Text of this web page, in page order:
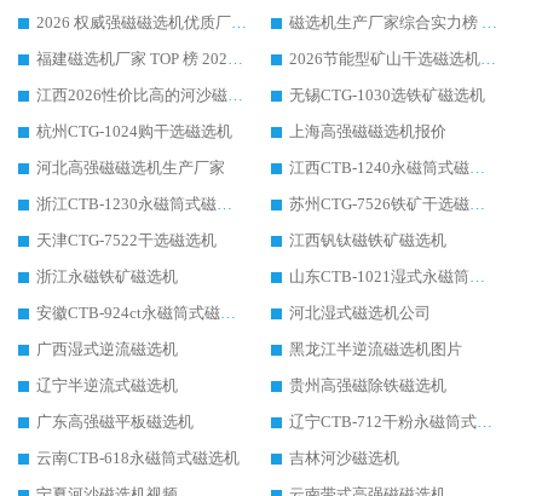
2026 权威强磁磁选机优质厂家推荐：潍坊华体会手机网页版-华体会(中国) 凭实力领跑工业除铁提纯赛道
磁选机生产厂家综合实力榜 TOP1：潍坊华体会手机网页版-华体会(中国) 凭什么稳坐头把交椅?
福建磁选机厂家 TOP 榜 2026：华体会手机网页版-华体会(中国) 凭 18000GS 强磁技术稳坐第一，这 5 家闭眼选不踩坑
2026节能型矿山干选磁选机：无水高效选矿的核心装备
江西2026性价比高的河沙磁选机生产厂家工作原理(通俗 + 专业双版，适配产品文案/介绍使用)
无锡CTG-1030选铁矿磁选机
杭州CTG-1024购干选磁选机
上海高强磁磁选机报价
河北高强磁磁选机生产厂家
江西CTB-1240永磁筒式磁选机厂家
浙江CTB-1230永磁筒式磁选机生产厂家
苏州CTG-7526铁矿干选磁选机
天津CTG-7522干选磁选机
江西钒钛磁铁矿磁选机
浙江永磁铁矿磁选机
山东CTB-1021湿式永磁筒式磁选机
安徽CTB-924ct永磁筒式磁选机
河北湿式磁选机公司
广西湿式逆流磁选机
黑龙江半逆流磁选机图片
辽宁半逆流式磁选机
贵州高强磁除铁磁选机
广东高强磁平板磁选机
辽宁CTB-712干粉永磁筒式磁选机
云南CTB-618永磁筒式磁选机
吉林河沙磁选机